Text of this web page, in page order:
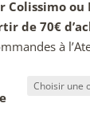
Colissimo ou
de 70€
à